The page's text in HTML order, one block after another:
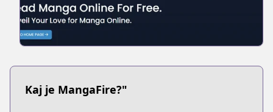
Kaj je MangaFire?"